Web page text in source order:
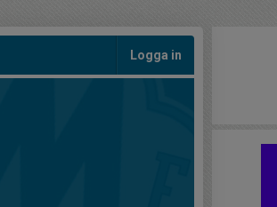
Logga in